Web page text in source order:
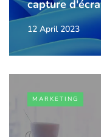
capture
12 April 2023
MARKETING